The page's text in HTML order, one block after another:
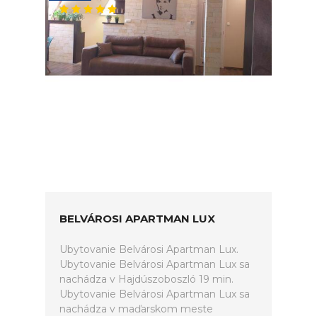
BELVÁROSI APARTMAN LUX
Ubytovanie Belvárosi Apartman Lux.
Ubytovanie Belvárosi Apartman Lux sa
nachádza v Hajdúszoboszló 19 min.
Ubytovanie Belvárosi Apartman Lux sa
nachádza v maďarskom meste